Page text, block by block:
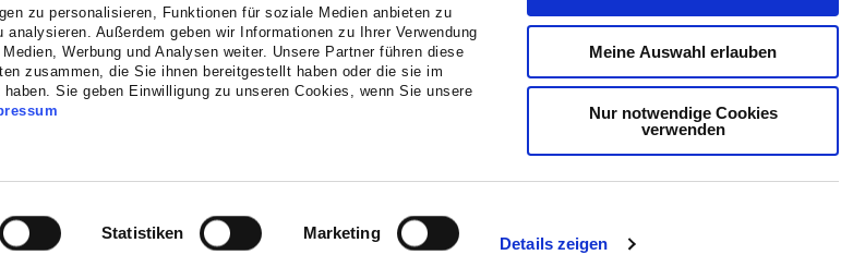
zu personalisieren, Funktionen für soziale Medien anbieten zu
Außerdem geben wir Informationen zu Ihrer Verwendung
Werbung und Analysen weiter. Unsere Partner führen diese
zusammen, die Sie ihnen bereitgestellt haben oder die sie im
Sie geben Einwilligung zu unseren Cookies, wenn Sie unsere
Statistiken Marketing
Details zeigen
Meine Auswahl erlauben
Nur notwendige Cookies
verwenden
Jobs